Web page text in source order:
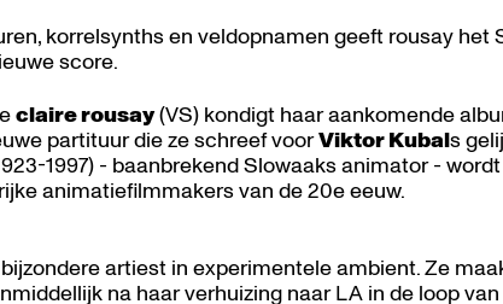
korrelsynths en veldopnamen geeft rousay het
score.
claire rousay(VS) kondigt haar aankomende
partituur die ze schreef voorViktor Kubals
1997) - baanbrekend Slowaaks animator -
animatiefilmmakers van de 20e eeuw.
artiest in experimentele ambient. Ze
na haar verhuizing naar LA in de loop